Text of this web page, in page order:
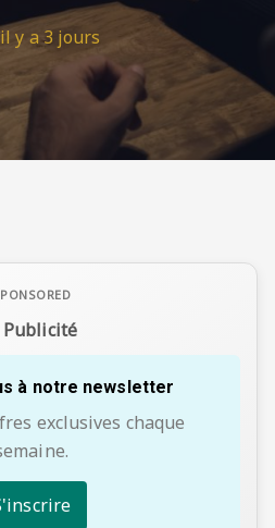
il y a 2 jours
il y a 3 jours
Publicité
à notre newsletter
exclusives chaque